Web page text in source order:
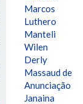
Marcos
Luthero
Manteli
Wilen
Derly
Massaud de
Anunciação
Janaina